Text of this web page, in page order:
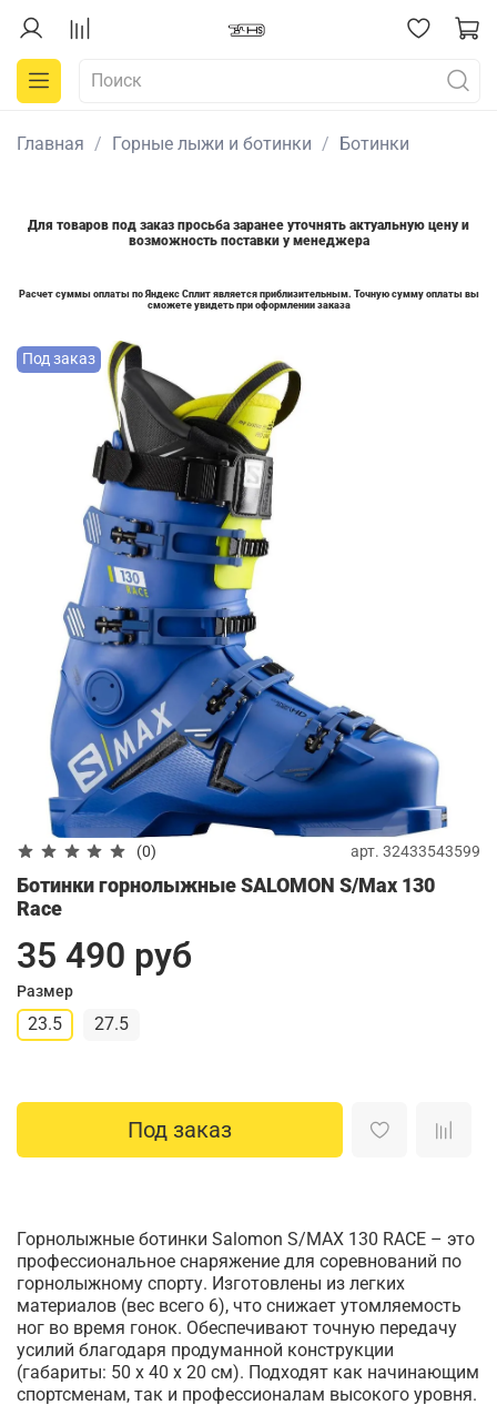
Главная Горные лыжи и ботинки Ботинки
Для товаров под заказ просьба заранее уточнять актуальную цену и
возможность поставки у менеджера
Расчет суммы оплаты по Яндекс Сплит является приблизительным. Точную сумму оплаты вы
сможете увидеть при оформлении заказа
Под заказ
(0) арт. 32433543599
Ботинки горнолыжные SALOMON S/Max 130
Race
35 490 руб
Размер
23.5 27.5
Под заказ
Горнолыжные ботинки Salomon S/MAX 130 RACE – это
профессиональное снаряжение для соревнований по
горнолыжному спорту. Изготовлены из легких
материалов (вес всего 6), что снижает утомляемость
ног во время гонок. Обеспечивают точную передачу
усилий благодаря продуманной конструкции
(габариты: 50 х 40 х 20 см). Подходят как начинающим
спортсменам, так и профессионалам высокого уровня.